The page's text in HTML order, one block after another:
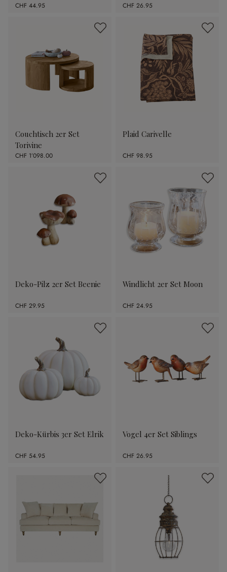
CHF 44.95 CHF 26.95
Couchtisch 2er Set
Torivine
CHF 1’098.00
Plaid Carivelle
CHF 98.95
Deko-Pilz 2er Set Beenie
CHF 29.95
Windlicht 2er Set Moon
CHF 24.95
Deko-Kürbis 3er Set Elrik
CHF 54.95
Vogel 4er Set Siblings
CHF 26.95